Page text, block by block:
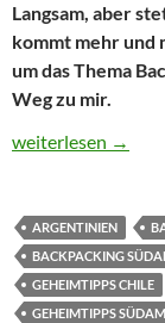
Langsam, aber
kommt mehr und
um das Thema
Weg zu mir.
Geburtstag! 1
weiterlesen →
ARGENTINIEN
BACKPACKING
GEHEIMTIPPS CHILE
GEHEIMTIPPS